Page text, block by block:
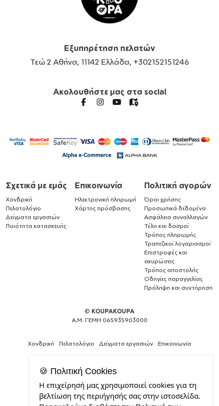
Εξυπηρέτηση πελατών
Τεώ 2 Αθήνα, 11142 Ελλάδα, +302152151246
Ακολουθήστε μας στα social
Σχετικά με εμάς
Χονδρική
Πελατολόγιο
Δείγματα εργασιών
Ποιότητα κατασκευής
Επικοινωνία
Ηλεκτρονική πληρωμή
Χάρτης πρόσβασης
Πολιτική αγορών
Όροι χρήσης
Προσωπικά δεδομένα
Ασφάλεια συναλλαγών
Τέλη και δασμοί
Τρόπος πληρωμής
Τραπεζικοί λογαριασμοί
Επιστροφές και
ακυρώσεις
Τρόπος αποστολής
Οδηγίες παραγγελίας
Πρόληψη και συντήρηση
© KOUPAKOUPA
Α.Μ. ΓΕΜΗ 065935903000
Χονδρική Πελατολόγιο Δείγματα εργασιών Επικοινωνία
Web
Design,
🍪 Πολιτική Cookies
Η επιχείρησή μας χρησιμοποιεί cookies για τη
βελτίωση της περιήγησής σας στην ιστοσελίδα.